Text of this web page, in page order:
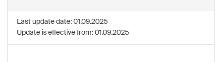
Last update date: 01.09.2025
Update is effective from: 01.09.2025